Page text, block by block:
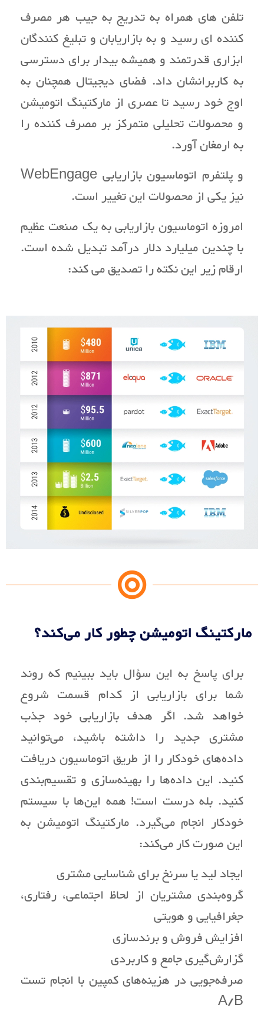
تلفن های همراه به تدریج به جیب هر مصرف
کننده ای رسید و به بازاریابان و تبلیغ کنندگان
ابزاری قدرتمند و همیشه بیدار برای دسترسی
به کاربرانشان داد. فضای دیجیتال همچنان به
اوج خود رسید تا عصری از مارکتینگ اتومیشن
و محصولات تحلیلی متمرکز بر مصرف کننده را
به ارمغان آورد.
و پلتفرم اتوماسیون بازاریابی WebEngage
نیز یکی از محصولات این تغییر است.
امروزه اتوماسیون بازاریابی به یک صنعت عظیم
با چندین میلیارد دلار درآمد تبدیل شده است.
ارقام زیر این نکته را تصدیق می کند:
مارکتینگ اتومیشن چطور کار می‌کند؟
برای پاسخ به این سؤال باید ببینیم که روند
شما برای بازاریابی از کدام قسمت شروع
خواهد شد. اگر هدف بازاریابی خود جذب
مشتری جدید را داشته باشید، می‌توانید
داده‌های خودکار را از طریق اتوماسیون دریافت
کنید. این داده‌ها را بهینه‌سازی و تقسیم‌بندی
کنید. بله درست است! همه این‌ها با سیستم
خودکار انجام می‌گیرد. مارکتینگ اتومیشن به
این صورت کار می‌کند:
ایجاد لید یا سرنخ برای شناسایی مشتری
گروه‌بندی مشتریان از لحاظ اجتماعی، رفتاری،
جغرافیایی و هویتی
افزایش فروش و برندسازی
گزارش‌گیری جامع و کاربردی
صرفه‌جویی در هزینه‌های کمپین با انجام تست
A/B